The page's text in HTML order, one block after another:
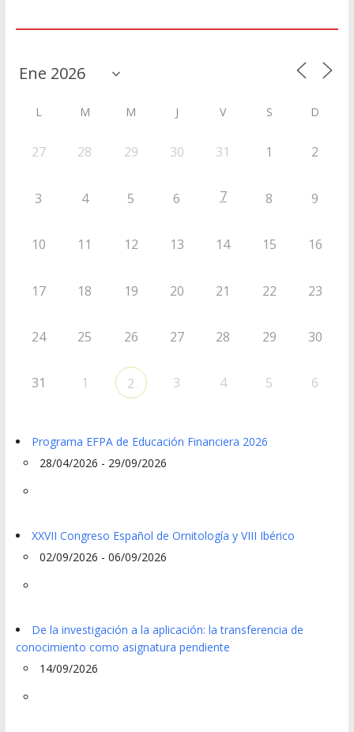
L M M J V S D
27 28 29 30 31 1 2
3 4 5 6 7 8 9
10 11 12 13 14 15 16
17 18 19 20 21 22 23
24 25 26 27 28 29 30
31 1 2 3 4 5 6
Programa EFPA de Educación Financiera 2026
28/04/2026 - 29/09/2026
XXVII Congreso Español de Ornitología y VIII Ibérico
02/09/2026 - 06/09/2026
De la investigación a la aplicación: la transferencia de
conocimiento como asignatura pendiente
14/09/2026